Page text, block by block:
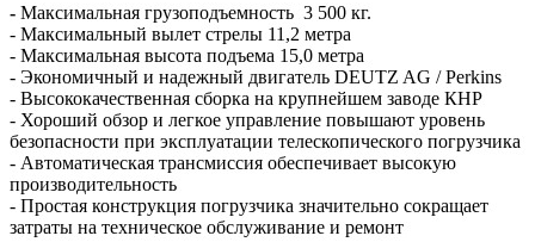
- Максимальная грузоподъемность 3 500 кг.
- Максимальный вылет стрелы 11,2 метра
- Максимальная высота подъема 15,0 метра
- Экономичный и надежный двигатель DEUTZ AG / Perkins
- Высококачественная сборка на крупнейшем заводе КНР
- Хороший обзор и легкое управление повышают уровень
безопасности при эксплуатации телескопического погрузчика
- Автоматическая трансмиссия обеспечивает высокую
производительность
- Простая конструкция погрузчика значительно сокращает
затраты на техническое обслуживание и ремонт